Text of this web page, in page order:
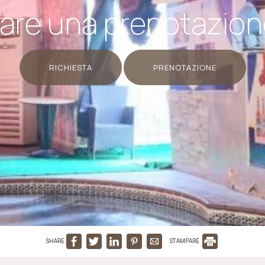
una
RICHIESTA PRENOTAZIONE
SHARE STAMPARE